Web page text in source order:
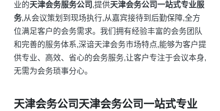
业的天津会务服务公司 ,提供天津会务公司一站式专业服
务,从会议策划到现场执行,从嘉宾接待到后勤保障,全方
位满足客户的会务需求。我们拥有经验丰富的会务团队
和完善的服务体系,深谙天津会务市场特点,能够为客户提
供专业、高效、省心的会务服务,让客户专注于会议本身,
无需为会务琐事分心。
天津会务公司天津会务公司一站式专业